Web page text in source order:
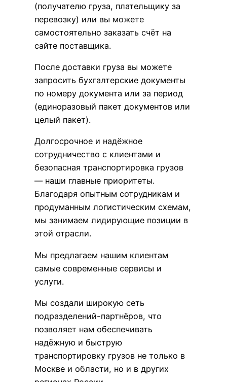
(получателю груза, плательщику за
перевозку) или вы можете
самостоятельно заказать счёт на
сайте поставщика.
После доставки груза вы можете
запросить бухгалтерские документы
по номеру документа или за период
(единоразовый пакет документов или
целый пакет).
Долгосрочное и надёжное
сотрудничество с клиентами и
безопасная транспортировка грузов
— наши главные приоритеты.
Благодаря опытным сотрудникам и
продуманным логистическим схемам,
мы занимаем лидирующие позиции в
этой отрасли.
Мы предлагаем нашим клиентам
самые современные сервисы и
услуги.
Мы создали широкую сеть
подразделений-партнёров, что
позволяет нам обеспечивать
надёжную и быструю
транспортировку грузов не только в
Москве и области, но и в других